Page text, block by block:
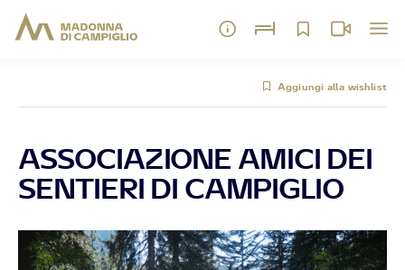
Aggiungi alla wishlist
ASSOCIAZIONE AMICI DEI
SENTIERI DI CAMPIGLIO